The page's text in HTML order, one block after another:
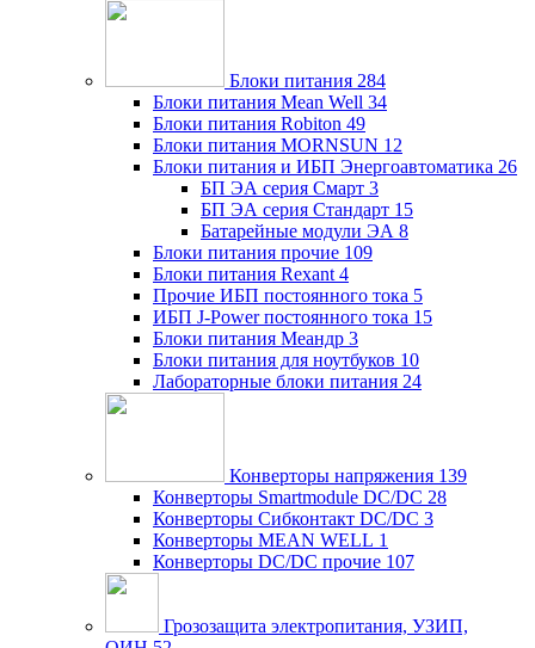
Блоки питания 284
Блоки питания Mean Well 34
Блоки питания Robiton 49
Блоки питания MORNSUN 12
Блоки питания и ИБП Энергоавтоматика 26
БП ЭА серия Смарт 3
БП ЭА серия Стандарт 15
Батарейные модули ЭА 8
Блоки питания прочие 109
Блоки питания Rexant 4
Прочие ИБП постоянного тока 5
ИБП J-Power постоянного тока 15
Блоки питания Меандр 3
Блоки питания для ноутбуков 10
Лабораторные блоки питания 24
Конверторы напряжения 139
Конверторы Smartmodule DC/DC 28
Конверторы Сибконтакт DC/DC 3
Конверторы MEAN WELL 1
Конверторы DC/DC прочие 107
Грозозащита электропитания, УЗИП,